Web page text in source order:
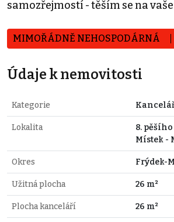
samozřejmostí - těším se na
MIMOŘÁDNĚ NEHOSPODÁRNÁ
Údaje k nemovitosti
Kategorie
Lokalita
8.
Místek -
Okres Frýdek-
Užitná plocha 26 m²
Plocha kanceláří 26 m²